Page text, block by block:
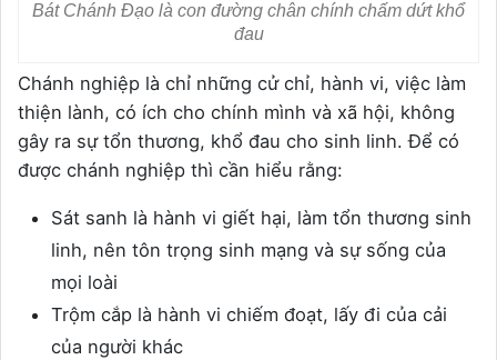
Bát Chánh Đạo là con đường chân chính chấm dứt khổ
đau
Chánh nghiệp là chỉ những cử chỉ, hành vi, việc làm
thiện lành, có ích cho chính mình và xã hội, không
gây ra sự tổn thương, khổ đau cho sinh linh. Để có
được chánh nghiệp thì cần hiểu rằng:
Sát sanh là hành vi giết hại, làm tổn thương sinh
linh, nên tôn trọng sinh mạng và sự sống của
mọi loài
Trộm cắp là hành vi chiếm đoạt, lấy đi của cải
của người khác